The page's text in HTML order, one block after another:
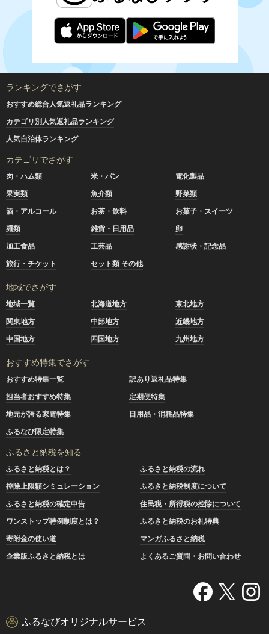
ランキングでさがす
おすすめ総合人気返礼品ランキング
カテゴリ別人気返礼品ランキング
人気自治体ランキング
カテゴリでさがす
肉・ハム類 米・パン
電化製品
果実類
魚介類
野菜類
酒・アルコール
お茶・飲料
お菓子・スイーツ
麺類
雑貨・日用品
卵
加工食品
工芸品
感謝状・記念品
旅行・チケット
セット類 その他
地域でさがす
地域一覧 北海道地方
東北地方
関東地方
中部地方
近畿地方
中国地方
四国地方 九州地方
おすすめ特集でさがす
おすすめ特集一覧
訳あり返礼品特集
担当者おすすめ特集
定期便特集
地元が誇る家電特集
日用品・消耗品特集
ふるなび限定特集
ふるさと納税を知る
ふるさと納税とは？
ふるさと納税の流れ
控除上限額シミュレーション
ふるさと納税制度について
ふるさと納税の確定申告
住民税・所得税の控除について
ワンストップ特例制度とは？
ふるさと納税のお礼特典
寄附金の使い道
マンガふるさと納税
企業版ふるさと納税とは
よくあるご質問・お問い合わせ
ふるなびオリジナルサービス